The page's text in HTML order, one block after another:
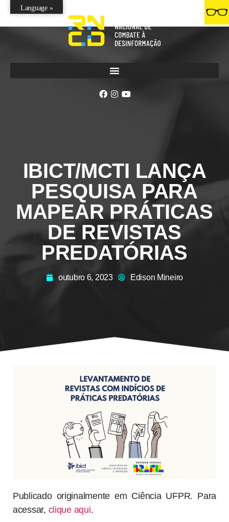
IBICT/MCTI LANÇA
PESQUISA PARA
MAPEAR PRÁTICAS
DE REVISTAS
PREDATÓRIAS
outubro 6, 2023 Edison Mineiro
Publicado originalmente em Ciência UFPR. Para
acessar, clique aqui.
Language »